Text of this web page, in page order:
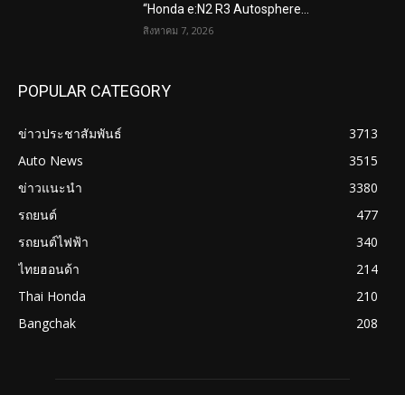
“Honda e:N2 R3 Autosphere...
สิงหาคม 7, 2026
POPULAR CATEGORY
ข่าวประชาสัมพันธ์
3713
Auto News
3515
ข่าวแนะนำ
3380
รถยนต์
477
รถยนต์ไฟฟ้า
340
ไทยฮอนด้า
214
Thai Honda
210
Bangchak
208